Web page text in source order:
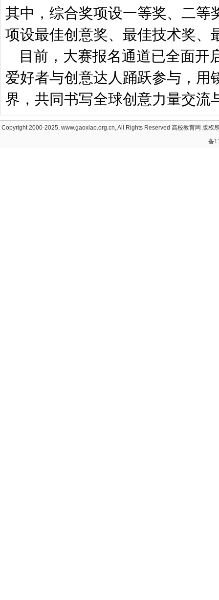
其中，综合奖项设一等奖、二等
项设最佳创意奖、最佳技术奖、
目前，大赛报名通道已全面开
爱好者与创意达人踊跃参与，用
界，共同书写全球创意力量交流
Copyright 2000-2025, www.gaoxiao.org.cn, All Rights Reserved 高校教育网 版权
备